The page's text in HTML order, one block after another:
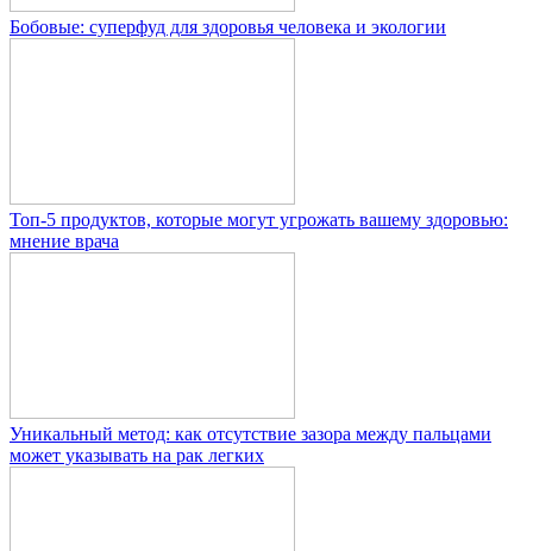
Бобовые: суперфуд для здоровья человека и экологии
Топ-5 продуктов, которые могут угрожать вашему здоровью:
мнение врача
Уникальный метод: как отсутствие зазора между пальцами
может указывать на рак легких